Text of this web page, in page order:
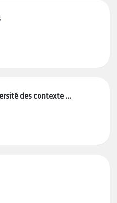
des contexte ...